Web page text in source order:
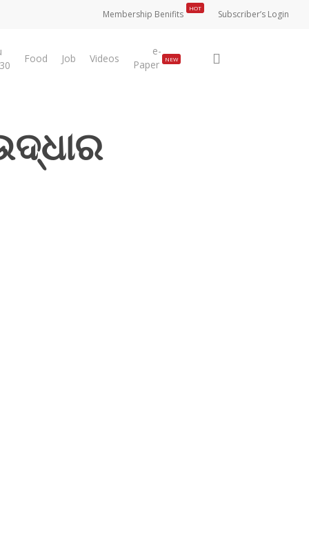
Membership Benifits HOT Subscriber’s Login
Food Job Videos
e-
Paper
NEW